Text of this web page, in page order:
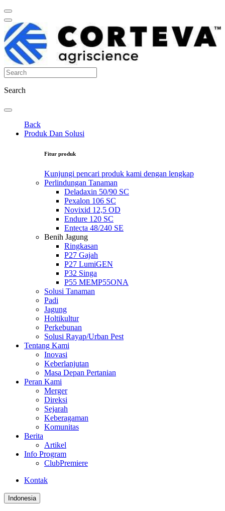
Search
Back
Produk Dan Solusi
Fitur produk
Kunjungi pencari produk kami dengan lengkap
Perlindungan Tanaman
Deladaxin 50/90 SC
Pexalon 106 SC
Novixid 12,5 OD
Endure 120 SC
Entecta 48/240 SE
Benih Jagung
Ringkasan
P27 Gajah
P27 LumiGEN
P32 Singa
P55 MEMP55ONA
Solusi Tanaman
Padi
Jagung
Holtikultur
Perkebunan
Solusi Rayap/Urban Pest
Tentang Kami
Inovasi
Keberlanjutan
Masa Depan Pertanian
Peran Kami
Merger
Direksi
Sejarah
Keberagaman
Komunitas
Berita
Artikel
Info Program
ClubPremiere
Kontak
Indonesia